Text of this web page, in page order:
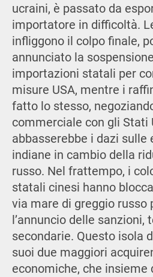
ucraini, è passato da
importatore in difficoltà.
infliggono il colpo finale,
annunciato la
importazioni statali per
misure USA, mentre i
fatto lo stesso,
commerciale con gli Stati
abbasserebbe i dazi sulle
indiane in cambio della
russo. Nel frattempo, i
statali cinesi hanno
via mare di greggio russo
l’annuncio delle sanzioni,
secondarie. Questo isola
suoi due maggiori
economiche, che insieme